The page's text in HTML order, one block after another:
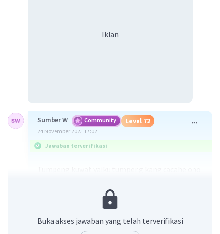
Iklan
Sumber W Community Level 72
24 November 2023 17:02
Jawaban terverifikasi
tumpeng cilik. Maknane tumpeng kuwat iku
kanggo nglambangake wujude persatuan lan
kerukunan.
Buka akses jawaban yang telah terverifikasi